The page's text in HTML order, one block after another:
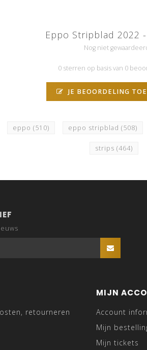
Eppo Stripblad 2022
Nog niet
0 sterren op basis van 0
JE BEOORDELING
eppo (510) eppo stripblad (508)
strips(464)
retourneren
MIJN
Account
Mijn
Mijn tickets